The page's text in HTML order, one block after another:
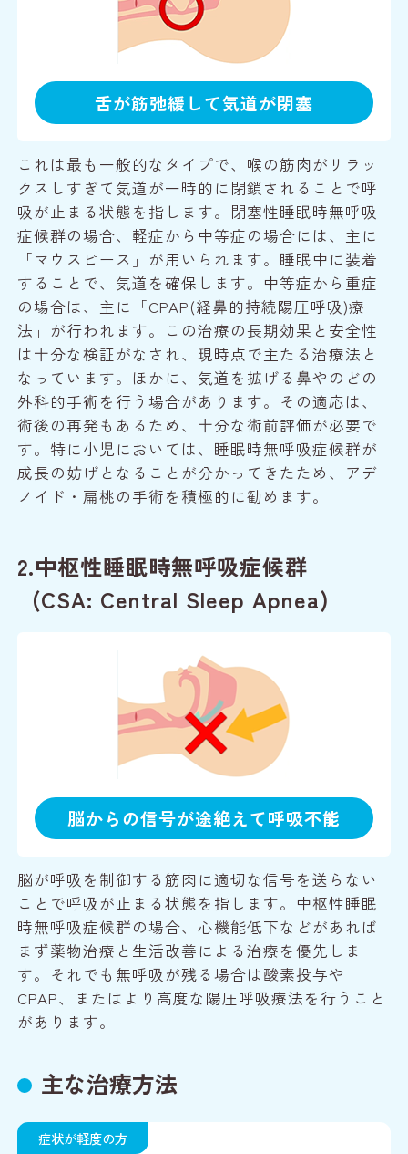
舌が筋弛緩して気道が閉塞
これは最も一般的なタイプで、喉の筋肉がリラッ
クスしすぎて気道が一時的に閉鎖されることで呼
吸が止まる状態を指します。 閉塞性睡眠時無呼吸
症候群の場合、軽症から中等症の場合には、主に
「マウスピース」が用いられます。睡眠中に装着
することで、気道を確保します。中等症から重症
の場合は、主に「CPAP(経鼻的持続陽圧呼吸)療
法」が行われます。この治療の長期効果と安全性
は十分な検証がなされ、現時点で主たる治療法と
なっています。ほかに、気道を拡げる鼻やのどの
外科的手術を行う場合があります。その適応は、
術後の再発もあるため、十分な術前評価が必要で
す。特に小児においては、睡眠時無呼吸症候群が
成長の妨げとなることが分かってきたため、アデ
ノイド・扁桃の手術を積極的に勧めます。
脳からの信号が途絶えて呼吸不能
2.中枢性睡眠時無呼吸症候群
(CSA: Central Sleep Apnea)
脳が呼吸を制御する筋肉に適切な信号を送らない
ことで呼吸が止まる状態を指します。 中枢性睡眠
時無呼吸症候群の場合、心機能低下などがあれば
まず薬物治療と生活改善による治療を優先しま
す。それでも無呼吸が残る場合は酸素投与や
CPAP、またはより高度な陽圧呼吸療法を行うこと
があります。
主な治療方法
症状が軽度の方